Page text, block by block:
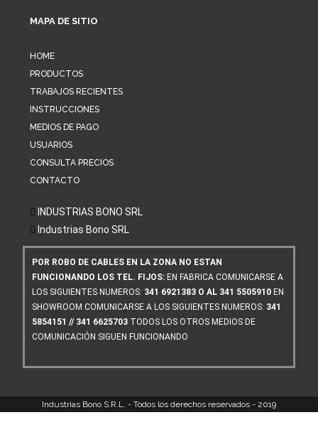
MAPA DE SITIO
HOME
PRODUCTOS
TRABAJOS RECIENTES
INSTRUCCIONES
MEDIOS DE PAGO
USUARIOS
CONSULTA PRECIOS
CONTACTO
INDUSTRIAS BONO SRL
Industrias Bono SRL
POR ROBO DE CABLES EN LA ZONA NO ESTAN
FUNCIONANDO LOS TEL. FIJOS: EN FABRICA COMUNICARSE A
LOS SIGUIENTES NUMEROS: 341 6921383 O AL 341 5505910 EN
SHOWROOM COMUNICARSE A LOS SIGUIENTES NUMEROS: 341
5854151 // 341 6625703 TODOS LOS OTROS MEDIOS DE
COMUNICACIÓN SIGUEN FUNCIONANDO
Industrias Bono S.R.L. - Todos los derechos reservados - 2019